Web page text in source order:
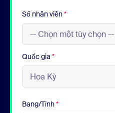
Số nhân viên*
Quốc gia *
Bang/Tỉnh*